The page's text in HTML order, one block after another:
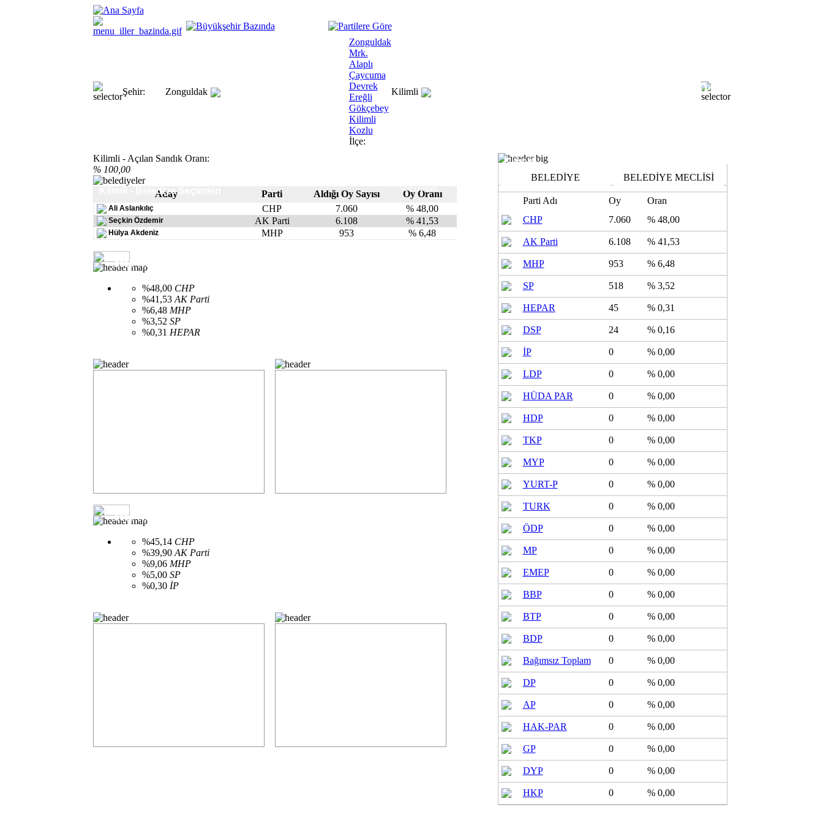
Şehir: Zonguldak
Zonguldak
Mrk.
Alaplı
Çaycuma
Devrek
Ereğli
Gökçebey
Kilimli
Kozlu
İlçe:
Kilimli % 100,00
Kilimli - Açılan Sandık Oranı:
% 100,00
Kilimli - Belediye Seçimleri Son Durum
Aday Parti Aldığı Oy Sayısı Oy Oranı
Ali Aslankılıç CHP 7.060 % 48,00
Seçkin Özdemir AK Parti 6.108 % 41,53
Hülya Akdeniz MHP 953 % 6,48
2014 - Kilimli - Belediye seçimleri partilere göre oy dağılımı
%48,00 CHP
%41,53 AK Parti
%6,48 MHP
%3,52 SP
%0,31 HEPAR
Belediye Seçimleri Açılan Sandık Durumu Belediye Seçimleri Oy Durumu
2014 - Kilimli - İlçe Belediye Meclisi seçimleri partilere göre oy dağılımı
%45,14 CHP
%39,90 AK Parti
%9,06 MHP
%5,00 SP
%0,30 İP
Belediye Meclisi Açılan Sandık Durumu Belediye Meclisi Oy Durumu
Kilimli
BELEDİYE
BELEDİYE MECLİSİ
Parti Adı Oy
Oran
CHP
7.060 % 48,00
AK Parti 6.108 % 41,53
MHP 953 % 6,48
SP 518 % 3,52
HEPAR 45 % 0,31
DSP 24 % 0,16
İP 0 % 0,00
LDP 0 % 0,00
HÜDA PAR 0 % 0,00
HDP 0 % 0,00
TKP 0 % 0,00
MYP 0 % 0,00
YURT-P 0 % 0,00
TURK 0 % 0,00
ÖDP 0 % 0,00
MP 0 % 0,00
EMEP 0 % 0,00
BBP 0 % 0,00
BTP 0 % 0,00
BDP 0 % 0,00
Bağımsız Toplam 0 % 0,00
DP 0 % 0,00
AP 0 % 0,00
HAK-PAR 0 % 0,00
GP 0 % 0,00
DYP 0 % 0,00
HKP 0 % 0,00